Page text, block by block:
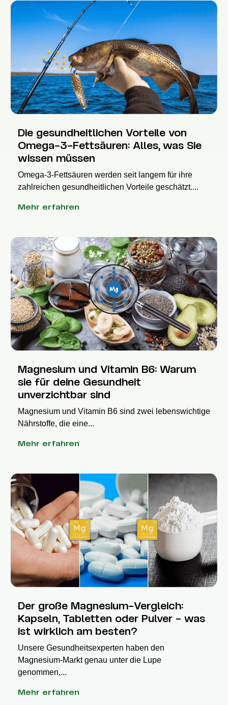
Die gesundheitlichen Vorteile von
Omega-3-Fettsäuren: Alles, was Sie
wissen müssen
Omega-3-Fettsäuren werden seit langem für ihre
zahlreichen gesundheitlichen Vorteile geschätzt....
Mehr erfahren
Magnesium und Vitamin B6: Warum
sie für deine Gesundheit
unverzichtbar sind
Magnesium und Vitamin B6 sind zwei lebenswichtige
Nährstoffe, die eine...
Mehr erfahren
Der große Magnesium-Vergleich:
Kapseln, Tabletten oder Pulver – was
ist wirklich am besten?
Unsere Gesundheitsexperten haben den
Magnesium-Markt genau unter die Lupe
genommen,...
Mehr erfahren